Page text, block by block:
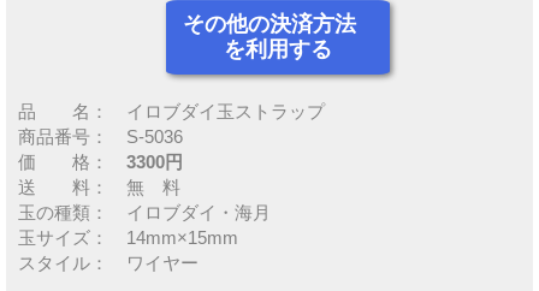
その他の決済方法
を利用する
品 名： イロブダイ玉ストラップ
商品番号： S-5036
価 格： 3300円
送 料： 無 料
玉の種類： イロブダイ・海月
玉サイズ： 14mm×15mm
スタイル： ワイヤー